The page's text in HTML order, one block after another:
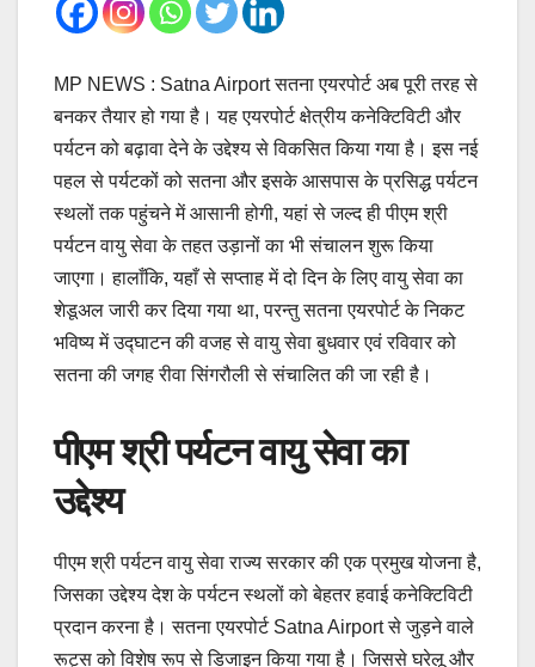
MP NEWS : Satna Airport सतना एयरपोर्ट अब पूरी तरह से
बनकर तैयार हो गया है। यह एयरपोर्ट क्षेत्रीय कनेक्टिविटी और
पर्यटन को बढ़ावा देने के उद्देश्य से विकसित किया गया है। इस नई
पहल से पर्यटकों को सतना और इसके आसपास के प्रसिद्ध पर्यटन
स्थलों तक पहुंचने में आसानी होगी, यहां से जल्द ही पीएम श्री
पर्यटन वायु सेवा के तहत उड़ानों का भी संचालन शुरू किया
जाएगा। हालाँकि, यहाँ से सप्ताह में दो दिन के लिए वायु सेवा का
शेडूअल जारी कर दिया गया था, परन्तु सतना एयरपोर्ट के निकट
भविष्य में उद्घाटन की वजह से वायु सेवा बुधवार एवं रविवार को
सतना की जगह रीवा सिंगरौली से संचालित की जा रही है।
पीएम श्री पर्यटन वायु सेवा का
उद्देश्य
पीएम श्री पर्यटन वायु सेवा राज्य सरकार की एक प्रमुख योजना है,
जिसका उद्देश्य देश के पर्यटन स्थलों को बेहतर हवाई कनेक्टिविटी
प्रदान करना है। सतना एयरपोर्ट Satna Airport से जुड़ने वाले
रूट्स को विशेष रूप से डिजाइन किया गया है। जिससे घरेलू और